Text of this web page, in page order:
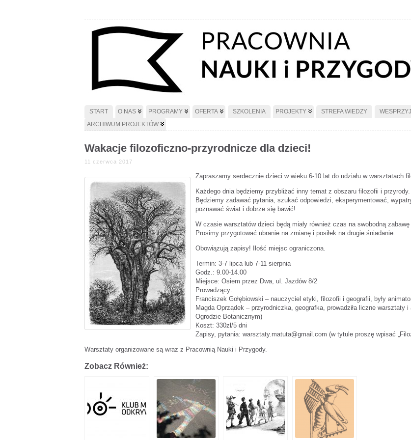
START O NAS PROGRAMY OFERTA SZKOLENIA PROJEKTY STREFA WIEDZY
ARCHIWUM PROJEKTÓW
Wakacje filozoficzno-przyrodnicze dla dzieci!
11 czerwca 2017
Zapraszamy serdecznie dzieci w wieku 6-10 lat do udziału w warsztatach
Każdego dnia będziemy przybliżać inny temat z obszaru filozofii i przyrody.
Będziemy zadawać pytania, szukać odpowiedzi, eksperymentować,
poznawać świat i dobrze się bawić!
W czasie warsztatów dzieci będą miały również czas na swobodną
Prosimy przygotować ubranie na zmianę i posiłek na drugie śniadanie.
Obowiązują zapisy! Ilość miejsc ograniczona.
Termin: 3-7 lipca lub 7-11 sierpnia
Godz.: 9.00-14.00
Miejsce: Osiem przez Dwa, ul. Jazdów 8/2
Prowadzący:
Franciszek Gołębiowski – nauczyciel etyki, filozofii i geografii, były
Magda Oprządek – przyrodniczka, geografka, prowadziła liczne
Ogrodzie Botanicznym)
Koszt: 330zł/5 dni
Zapisy, pytania: warsztaty.matuta@gmail.com (w tytule proszę wpisać
Warsztaty organizowane są wraz z Pracownią Nauki i Przygody.
Zobacz Również: